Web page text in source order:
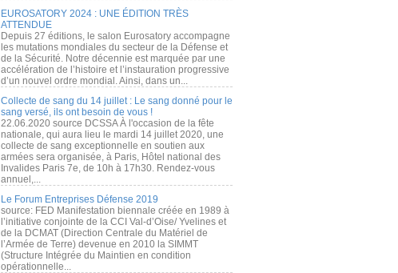
EUROSATORY 2024 : UNE ÉDITION TRÈS
ATTENDUE
Depuis 27 éditions, le salon Eurosatory accompagne
les mutations mondiales du secteur de la Défense et
de la Sécurité. Notre décennie est marquée par une
accélération de l’histoire et l’instauration progressive
d’un nouvel ordre mondial. Ainsi, dans un...
Collecte de sang du 14 juillet : Le sang donné pour le
sang versé, ils ont besoin de vous !
22.06.2020 source DCSSA À l'occasion de la fête
nationale, qui aura lieu le mardi 14 juillet 2020, une
collecte de sang exceptionnelle en soutien aux
armées sera organisée, à Paris, Hôtel national des
Invalides Paris 7e, de 10h à 17h30. Rendez-vous
annuel,...
Le Forum Entreprises Défense 2019
source: FED Manifestation biennale créée en 1989 à
l’initiative conjointe de la CCI Val-d’Oise/ Yvelines et
de la DCMAT (Direction Centrale du Matériel de
l’Armée de Terre) devenue en 2010 la SIMMT
(Structure Intégrée du Maintien en condition
opérationnelle...